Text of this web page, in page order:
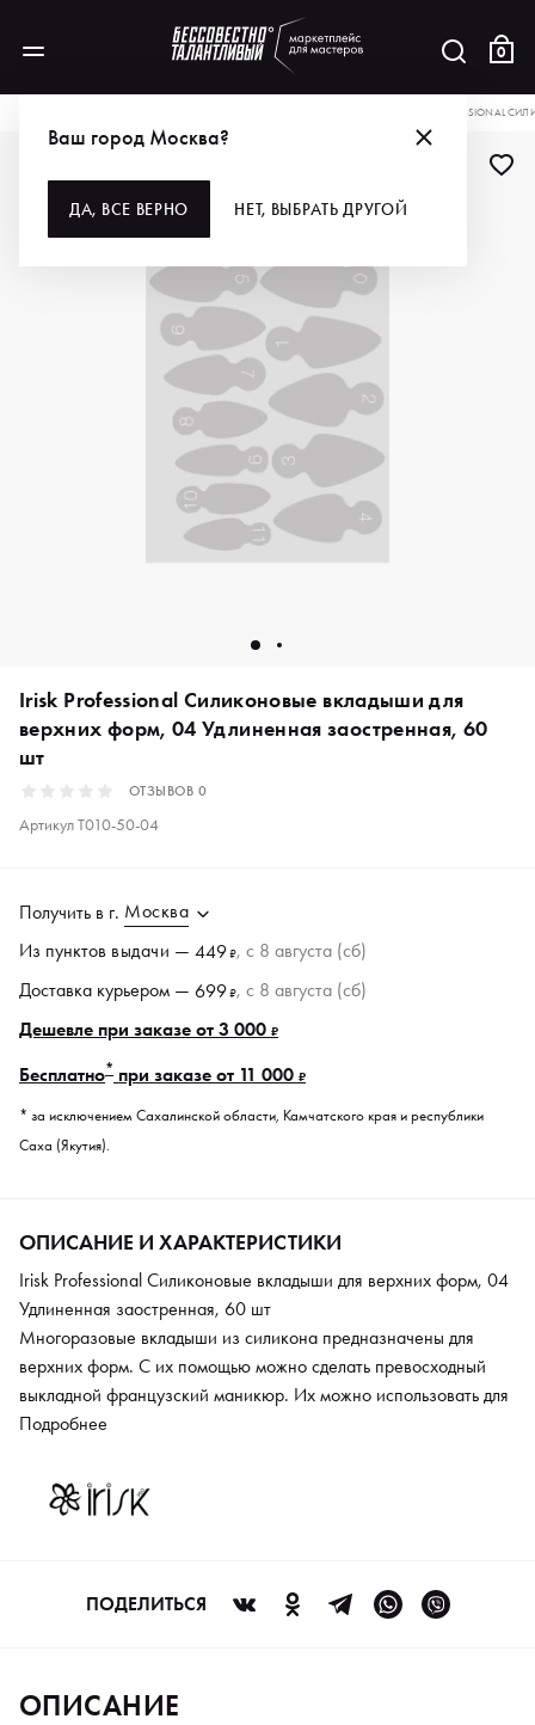
0
Ваш город Москва?
ДА, ВСЕ ВЕРНО НЕТ, ВЫБРАТЬ ДРУГОЙ
IRISK
Irisk Professional Силиконовые вкладыши для
верхних форм, 04 Удлиненная заостренная, 60
шт
ОТЗЫВОВ 0
АртикулТ010-50-04
Получить в г. Москва
Из пунктов выдачи — 449₽, c 8 августа (сб)
Доставка курьером — 699₽, c 8 августа (сб)
Дешевле при заказе от 3 000 ₽
Бесплатно* при заказе от 11 000 ₽
* за исключением Сахалинской области, Камчатского края и республики
Саха (Якутия).
ОПИСАНИЕ И ХАРАКТЕРИСТИКИ
Irisk Professional Силиконовые вкладыши для верхних форм, 04
Удлиненная заостренная, 60 шт
Многоразовые вкладыши из силикона предназначены для
верхних форм. С их помощью можно сделать превосходный
выкладной французский маникюр. Их можно использовать для
создания выкладного французского маникюра, длинного
вкладыши подойдут для выполнения моделирования короткой
формы в классическом стиле. Они выполнены из тонкого
использовать на любой форме ногтей. Стандартное ложе в 2
вариантах: с глубокой миндалевидной линией улыбки и с
глубокая, миндалевидная линия улыбки, и глубокая
Подробнее
ПОДЕЛИТЬСЯ
ОПИСАНИЕ